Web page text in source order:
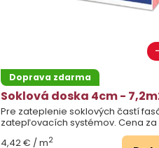
Doprava zdarma
Soklová doska 4cm -
Pre zateplenie soklových častí
zatepľovacích systémov. Cena za
4,42 € / m2